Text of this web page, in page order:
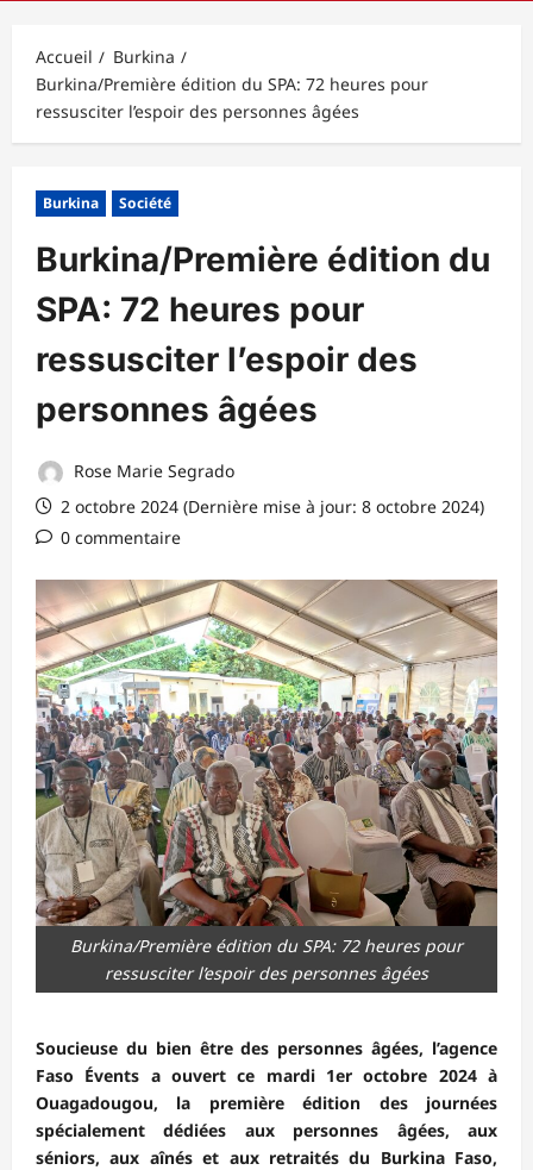
Accueil
Burkina
Burkina/Première édition du SPA: 72 heures pour
ressusciter l’espoir des personnes âgées
Burkina Société
Burkina/Première édition du
SPA: 72 heures pour
ressusciter l’espoir des
personnes âgées
Rose Marie Segrado
2 octobre 2024 (Dernière mise à jour: 8 octobre 2024)
0 commentaire
Burkina/Première édition du SPA: 72 heures pour
ressusciter l’espoir des personnes âgées
Soucieuse du bien être des personnes âgées, l’agence
Faso Évents a ouvert ce mardi 1er octobre 2024 à
Ouagadougou, la première édition des journées
spécialement dédiées aux personnes âgées, aux
séniors, aux aînés et aux retraités du Burkina Faso,